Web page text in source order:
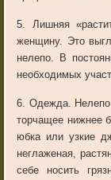
5. Лишняя
женщину. Это
нелепо. В
необходимых
6. Одежда. Нелепо
торчащее нижнее
юбка или узкие
неглаженая,
себе носить